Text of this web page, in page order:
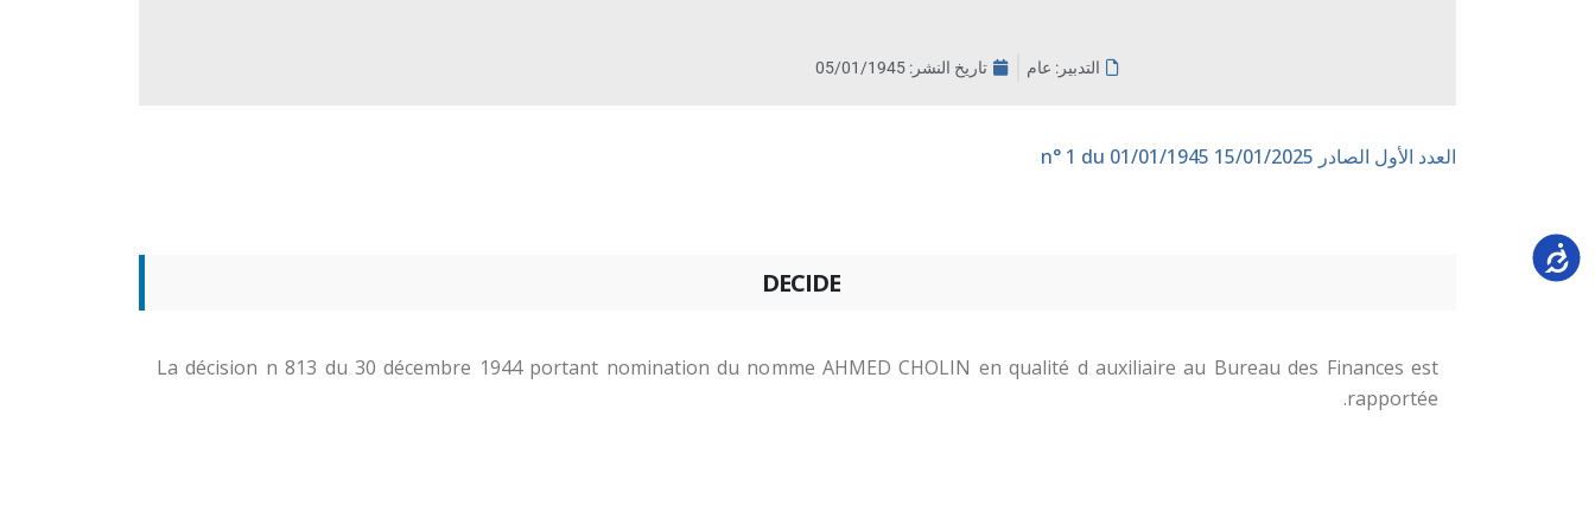
التدبير: عام تاريخ النشر: 05/01/1945
العدد الأول الصادر 15/01/2025
DECIDE
La décision n 813 du 30 décembre 1944 portant nomination du nomme AHMED CHOLIN en qualité d auxiliaire au Bureau des Finances est
rapportée.